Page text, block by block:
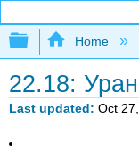
Expand/
Home
22.18: Уран
Last updated Oct